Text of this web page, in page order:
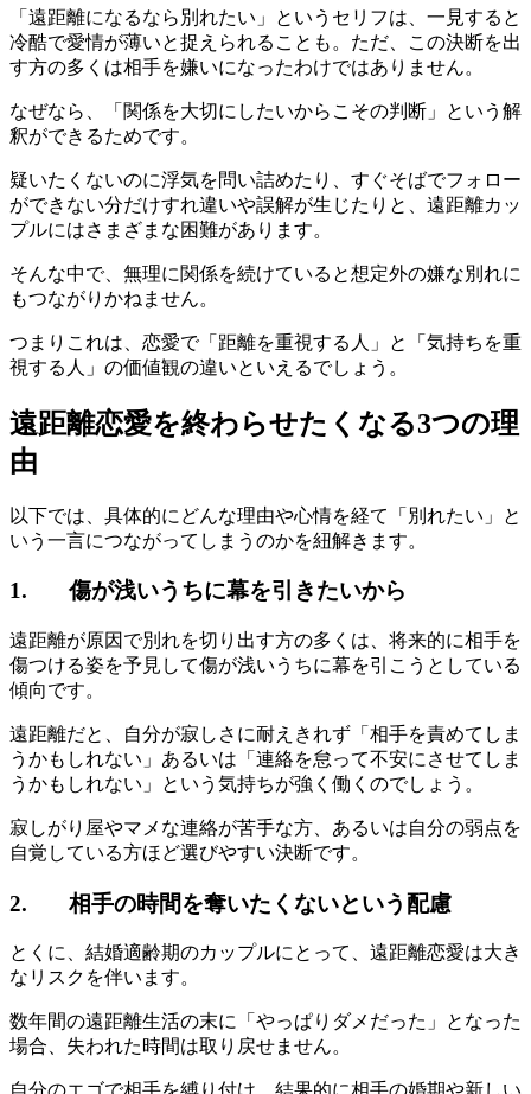
「遠距離になるなら別れたい」というセリフは、一見すると
冷酷で愛情が薄いと捉えられることも。ただ、この決断を出
す方の多くは相手を嫌いになったわけではありません。
なぜなら、「関係を大切にしたいからこその判断」という解
釈ができるためです。
疑いたくないのに浮気を問い詰めたり、すぐそばでフォロー
ができない分だけすれ違いや誤解が生じたりと、遠距離カッ
プルにはさまざまな困難があります。
そんな中で、無理に関係を続けていると想定外の嫌な別れに
もつながりかねません。
つまりこれは、恋愛で「距離を重視する人」と「気持ちを重
視する人」の価値観の違いといえるでしょう。
遠距離恋愛を終わらせたくなる3つの理
由
以下では、具体的にどんな理由や心情を経て「別れたい」と
いう一言につながってしまうのかを紐解きます。
1. 傷が浅いうちに幕を引きたいから
遠距離が原因で別れを切り出す方の多くは、将来的に相手を
傷つける姿を予見して傷が浅いうちに幕を引こうとしている
傾向です。
遠距離だと、自分が寂しさに耐えきれず「相手を責めてしま
うかもしれない」あるいは「連絡を怠って不安にさせてしま
うかもしれない」という気持ちが強く働くのでしょう。
寂しがり屋やマメな連絡が苦手な方、あるいは自分の弱点を
自覚している方ほど選びやすい決断です。
2. 相手の時間を奪いたくないという配慮
とくに、結婚適齢期のカップルにとって、遠距離恋愛は大き
なリスクを伴います。
数年間の遠距離生活の末に「やっぱりダメだった」となった
場合、失われた時間は取り戻せません。